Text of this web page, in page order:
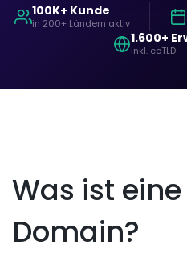
100K+ Kunde
in 200+ Ländern aktiv
1.600+
inkl. ccTLD
Was ist
Domain?